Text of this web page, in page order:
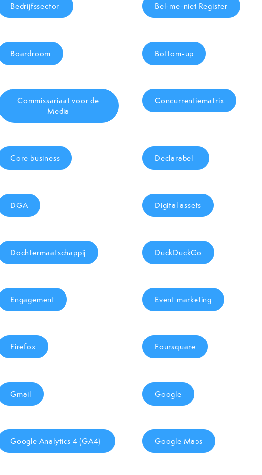
Bedrijfssector Bel-me-niet Register
Boardroom Bottom-up
Commissariaat voor de
Media
Concurrentiematrix
Core business Declarabel
DGA Digital assets
Dochtermaatschappij DuckDuckGo
Engagement Event marketing
Firefox Foursquare
Gmail Google
Google Analytics 4 (GA4) Google Maps